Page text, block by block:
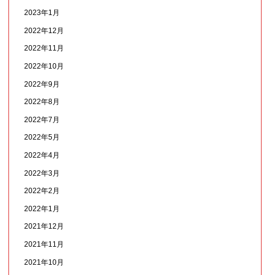
2023年1月
2022年12月
2022年11月
2022年10月
2022年9月
2022年8月
2022年7月
2022年5月
2022年4月
2022年3月
2022年2月
2022年1月
2021年12月
2021年11月
2021年10月